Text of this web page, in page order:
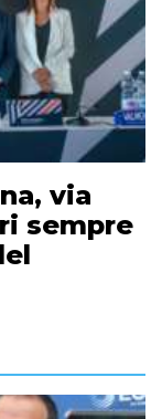
via
sempre